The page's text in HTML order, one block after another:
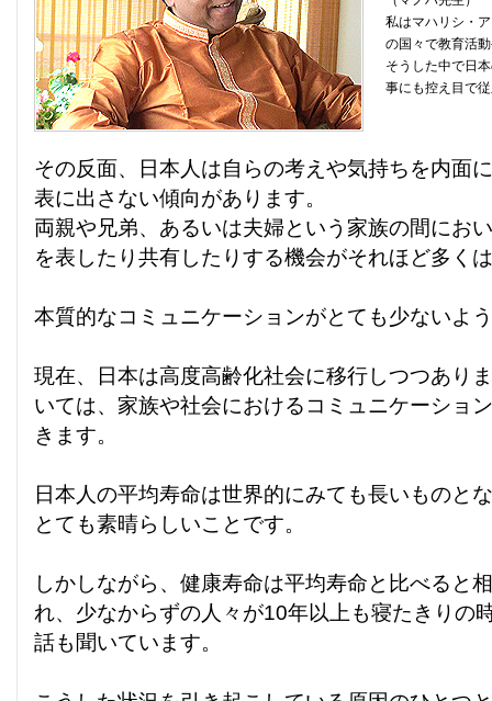
私はマハリシ・
の国々で教育活
そうした中で日
事にも控え目で
その反面、日本人は自らの考えや気持ちを内面
表に出さない傾向があります。
両親や兄弟、あるいは夫婦という家族の間にお
を表したり共有したりする機会がそれほど多く
本質的なコミュニケーションがとても少ないよ
現在、日本は高度高齢化社会に移行しつつあり
いては、家族や社会におけるコミュニケーショ
きます。
日本人の平均寿命は世界的にみても長いものと
とても素晴らしいことです。
しかしながら、健康寿命は平均寿命と比べると
れ、少なからずの人々が10年以上も寝たきりの
話も聞いています。